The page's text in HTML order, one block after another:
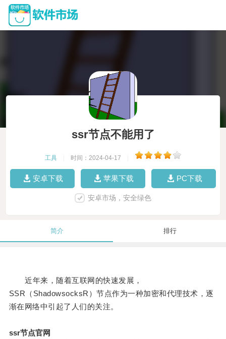
ssr节点不能用了
工具 时间：2024-04-17
安卓下载 苹果下载 PC下载
安卓市场，安全绿色
简介 排行
近年来，随着互联网的快速发展，
SSR（ShadowsocksR）节点作为一种加密和代理技术，逐
渐在网络中引起了人们的关注。
ssr节点官网